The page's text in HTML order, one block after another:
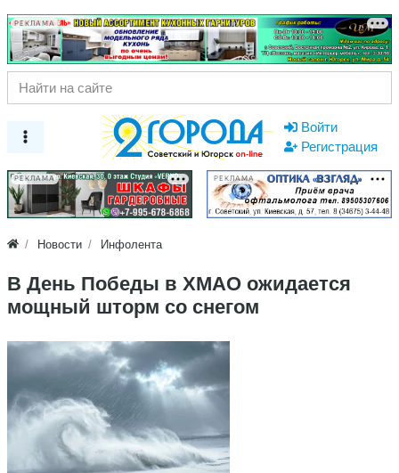
РЕКЛАМА
Войти
Регистрация
РЕКЛАМА РЕКЛАМА
Новости Инфолента
В День Победы в ХМАО ожидается
мощный шторм со снегом